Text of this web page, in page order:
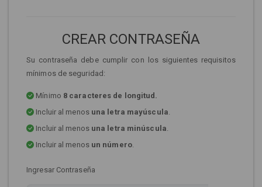
CREAR CONTRASEÑA
Su contraseña debe cumplir con los siguientes requisitos
mínimos de seguridad:
Mínimo 8 caracteres de longitud.
Incluir al menos una letra mayúscula.
Incluir al menos una letra minúscula.
Incluir al menos un número.
Ingresar Contraseña